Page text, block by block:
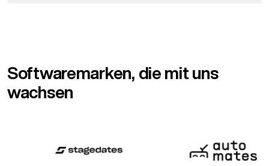
Softwaremarken, die mit uns
wachsen